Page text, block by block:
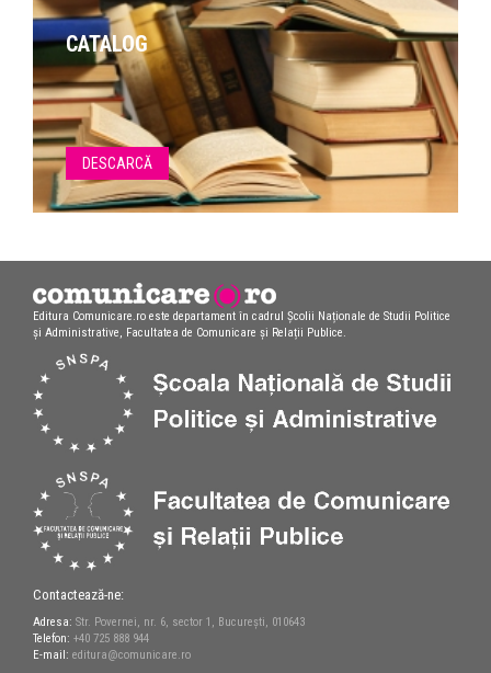
CATALOG
DESCARCĂ
Editura Comunicare.ro este departament în cadrul Școlii Naționale de Studii Politice
și Administrative, Facultatea de Comunicare și Relații Publice.
Contactează-ne:
Adresa: Str. Povernei, nr. 6, sector 1, București, 010643
Telefon: +40 725 888 944
E-mail: editura@comunicare.ro